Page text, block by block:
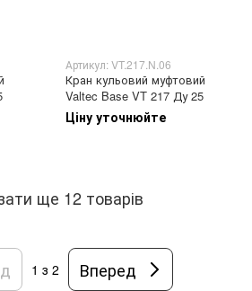
Артикул: VT.217.N.06
Кран кульовий муфтовий
Valtec Base VT 217 Ду 25
Ціну уточнюйте
ще 12 товарів
1 з 2 Вперед